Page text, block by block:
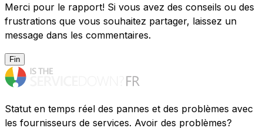
Merci pour le rapport! Si vous avez des conseils ou des
frustrations que vous souhaitez partager, laissez un
message dans les commentaires.
Fin
Statut en temps réel des pannes et des problèmes avec
les fournisseurs de services. Avoir des problèmes?